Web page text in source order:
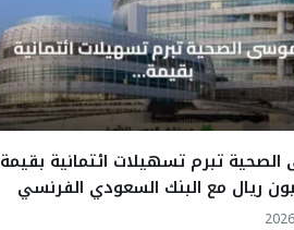
تبرم تسهيلات ائتمانية بقيمة